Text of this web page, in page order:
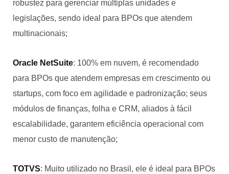
robustez para gerenciar múltiplas unidades e
legislações, sendo ideal para BPOs que atendem
multinacionais;
Oracle NetSuite: 100% em nuvem, é recomendado
para BPOs que atendem empresas em crescimento ou
startups, com foco em agilidade e padronização; seus
módulos de finanças, folha e CRM, aliados à fácil
escalabilidade, garantem eficiência operacional com
menor custo de manutenção;
TOTVS: Muito utilizado no Brasil, ele é ideal para BPOs